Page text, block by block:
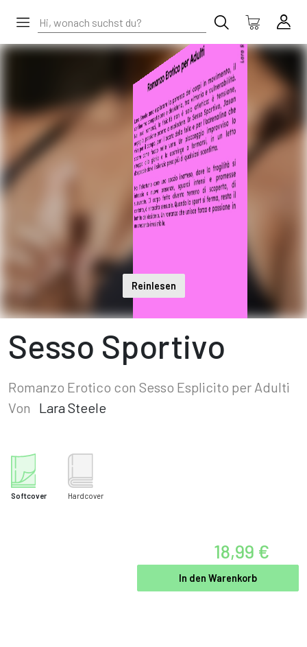
Reinlesen
Sesso Sportivo
Romanzo Erotico con Sesso Esplicito per Adulti
Von
Lara Steele
Softcover Hardcover
18,99 €
In den Warenkorb